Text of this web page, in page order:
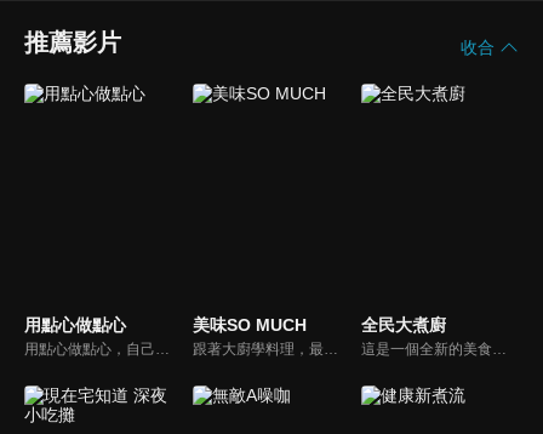
推薦影片 收合
用點心做點心 美味SO MUCH 全民大煮廚